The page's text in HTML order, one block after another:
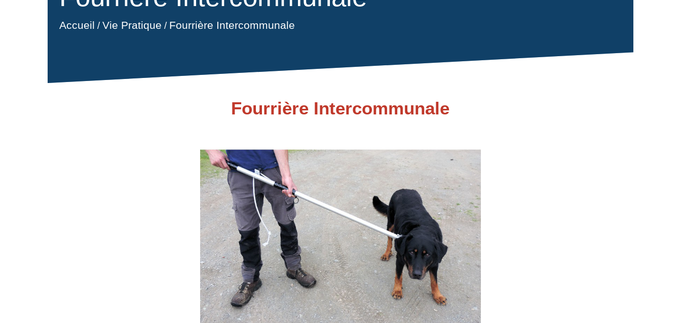
Accueil /Vie Pratique / Fourrière Intercommunale
Fourrière Intercommunale